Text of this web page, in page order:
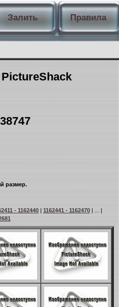
Залить Правила
размер.
- 1162440 | 1162441 - 1162470 | ... |